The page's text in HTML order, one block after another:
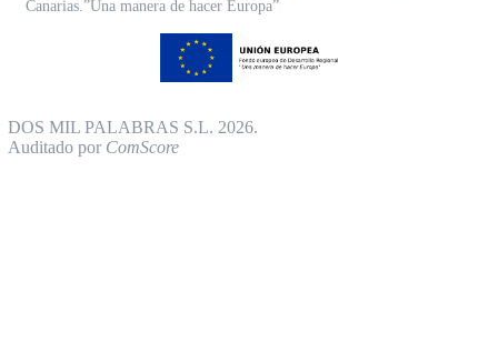
Canarias.”Una manera de hacer Europa”
DOS MIL PALABRAS S.L. 2026.
Auditado por ComScore